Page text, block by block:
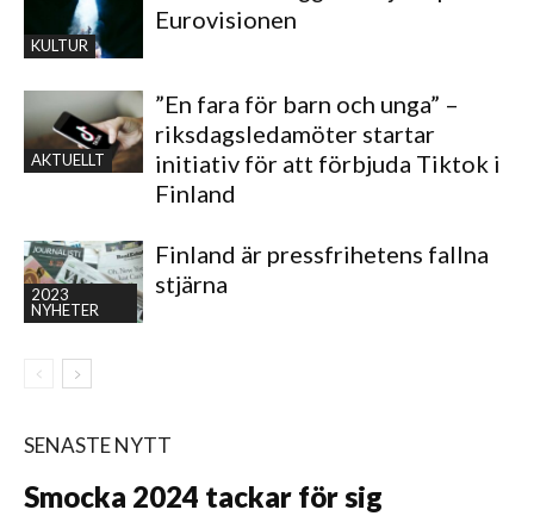
KULTUR
Eurovisionen
AKTUELLT
”En fara för barn och unga” –
riksdagsledamöter startar
initiativ för att förbjuda Tiktok i
Finland
2023
NYHETER
Finland är pressfrihetens fallna
stjärna
SENASTE NYTT
Smocka 2024 tackar för sig